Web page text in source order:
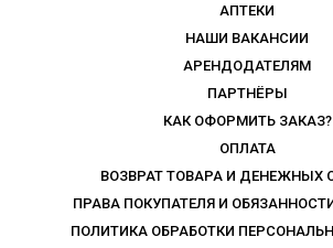
АПТЕКИ
НАШИ ВАКАНСИИ
АРЕНДОДАТЕЛЯМ
ПАРТНЁРЫ
КАК ОФОРМИТЬ ЗАКАЗ?
ОПЛАТА
ВОЗВРАТ ТОВАРА И ДЕНЕЖНЫХ
ПРАВА ПОКУПАТЕЛЯ И
ПОЛИТИКА ОБРАБОТКИ